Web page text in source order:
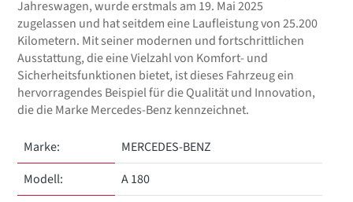
Jahreswagen, wurde erstmals am 19. Mai 2025
zugelassen und hat seitdem eine Laufleistung von 25.200
Kilometern. Mit seiner modernen und fortschrittlichen
Ausstattung, die eine Vielzahl von Komfort- und
Sicherheitsfunktionen bietet, ist dieses Fahrzeug ein
hervorragendes Beispiel für die Qualität und Innovation,
die die Marke Mercedes-Benz kennzeichnet.
Marke:
MERCEDES-BENZ
Modell:
A 180